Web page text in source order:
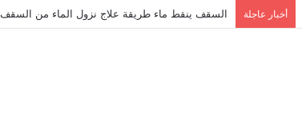
أخبار عاجلة السقف ينقط ماء طريقة علاج نزول الماء من السقف